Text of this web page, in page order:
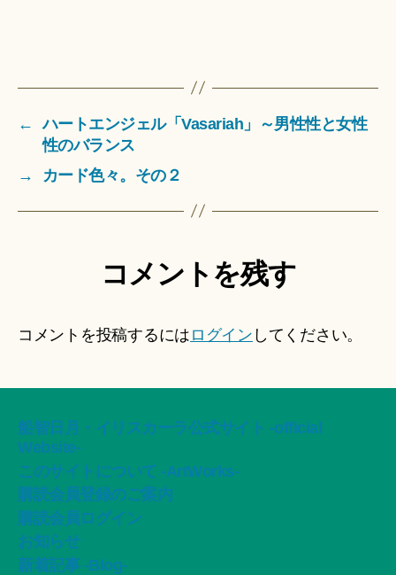
←
ハートエンジェル「Vasariah」～男性性と女性
性のバランス
→
カード色々。その２
コメントを残す
コメントを投稿するには ログイン してください。
船智日月・イリスカーラ公式サイト -official
Website-
このサイトについて -ArtWorks-
購読会員登録のご案内
購読会員ログイン
お知らせ
新着記事 -Blog-